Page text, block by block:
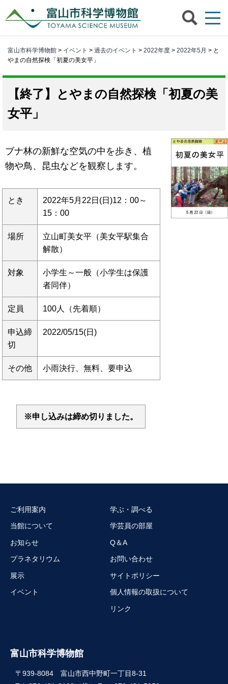
富山市科学博物館 > イベント > 過去のイベント > 2022年度 > 2022年5月 > と
やまの自然探検「初夏の美女平」
とやまの自然探検「初夏の美
女平」
ブナ林の新鮮な空気の中を歩き、植
物や鳥、昆虫などを観察します。
とき
2022年5月22日(日)12：00～
15：00
場所
立山町美女平（美女平駅集合
解散）
対象
小学生～一般（小学生は保護
者同伴）
定員 100人（先着順）
申込締
切
2022/05/15(日)
その他 小雨決行、無料、要申込
※申し込みは締め切りました。
富山市科学博物館
〒939-8084 富山市西中野町一丁目8-31
ご利用案内
当館について
お知らせ
プラネタリウム
展示
イベント
学ぶ・調べる
学芸員の部屋
Q＆A
お問い合わせ
サイトポリシー
個人情報の取扱について
リンク